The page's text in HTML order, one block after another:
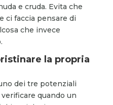
e cruda. Evita che
ci faccia pensare di
che invece
la propria
dei tre potenziali
quando un